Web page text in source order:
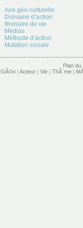
Aire géo-culturelle
Domaine d’action
Itinéraire de vie
Médias
Méthode d’action
Mutation sociale
Plan du
GÃ©o | Acteur | Vie | ThÃ¨me |